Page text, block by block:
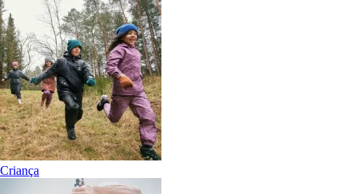
Criança